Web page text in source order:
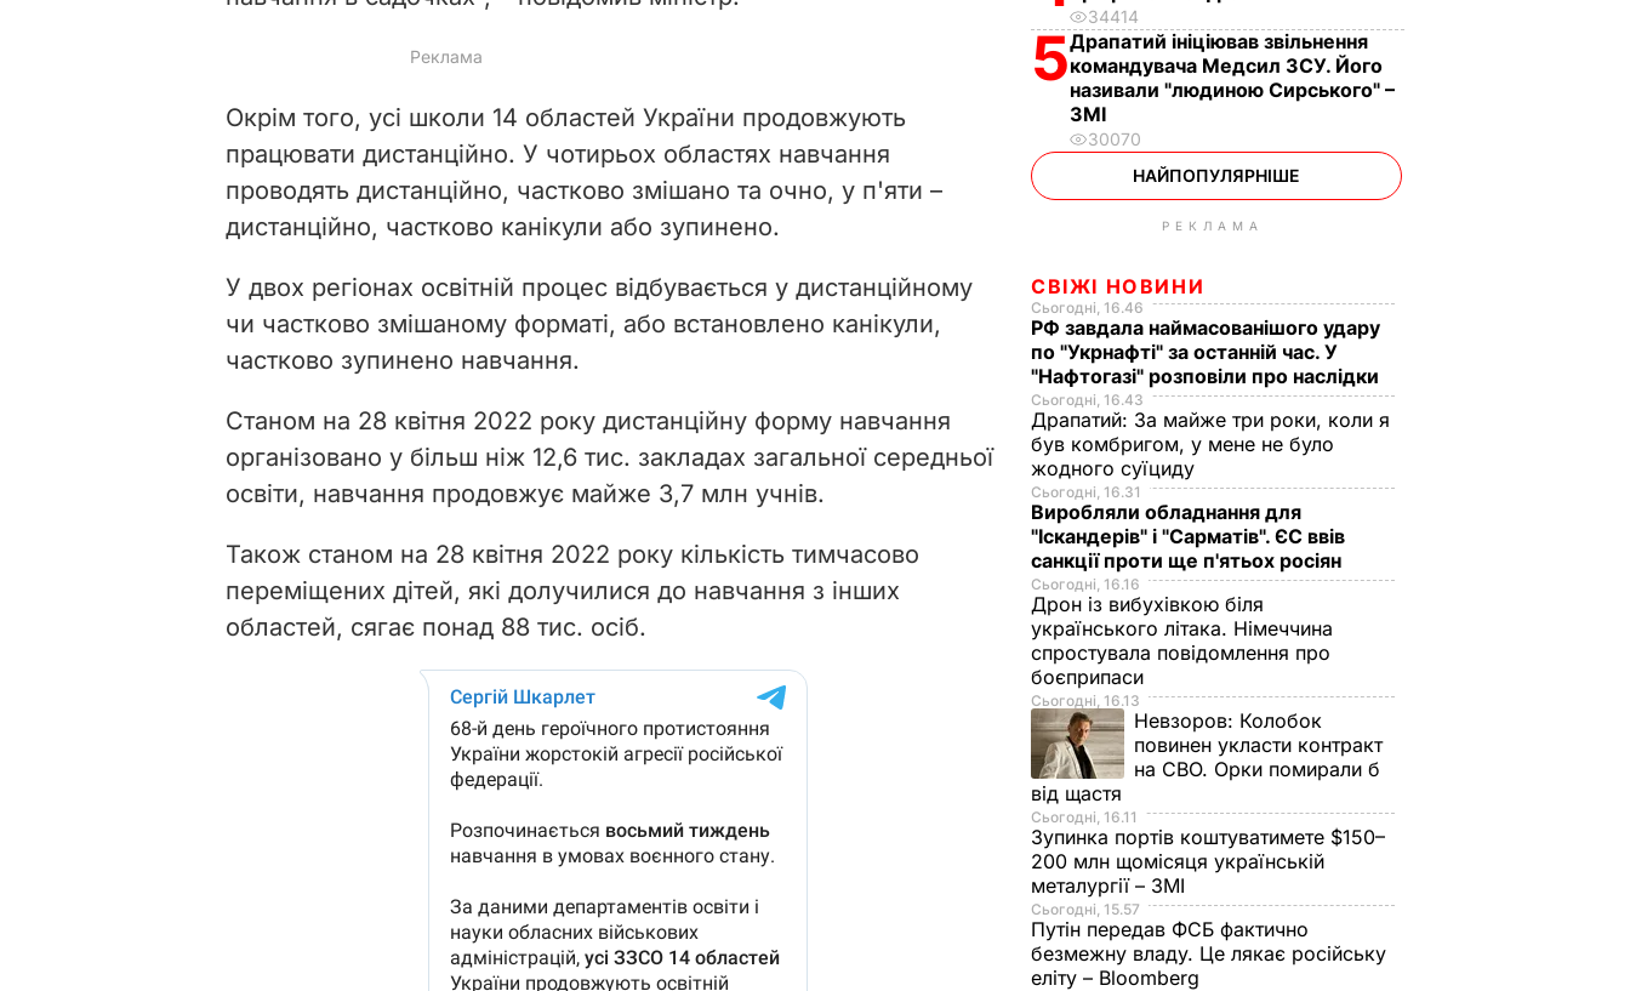
Окрім того, усі школи 14 областей України продовжують
працювати дистанційно. У чотирьох областях навчання
проводять дистанційно, частково змішано та очно, у п'яти –
дистанційно, частково канікули або зупинено.
У двох регіонах освітній процес відбувається у дистанційному
чи частково змішаному форматі, або встановлено канікули,
частково зупинено навчання.
Станом на 28 квітня 2022 року дистанційну форму навчання
організовано у більш ніж 12,6 тис. закладах загальної середньої
освіти, навчання продовжує майже 3,7 млн учнів.
Також станом на 28 квітня 2022 року кількість тимчасово
переміщених дітей, які долучилися до навчання з інших
областей, сягає понад 88 тис. осіб.
34414
5Драпатий ініціював звільнення
командувача Медсил ЗСУ. Його
називали "людиною Сирського" –
ЗМІ
30070
НАЙПОПУЛЯРНІШЕ
РЕКЛАМА
СВІЖІ НОВИНИ
Сьогодні, 16.46
РФ завдала наймасованішого удару
по "Укрнафті" за останній час. У
"Нафтогазі" розповіли про наслідки
Сьогодні, 16.43
Драпатий: За майже три роки, коли я
був комбригом, у мене не було
жодного суїциду
Сьогодні, 16.31
Виробляли обладнання для
"Іскандерів" і "Сарматів". ЄС ввів
санкції проти ще п'ятьох росіян
Сьогодні, 16.16
Дрон із вибухівкою біля
українського літака. Німеччина
спростувала повідомлення про
боєприпаси
Сьогодні, 16.13
Невзоров: Колобок
повинен укласти контракт
на СВО. Орки помирали б
від щастя
Сьогодні, 16.11
Зупинка портів коштуватимете $150–
200 млн щомісяця українській
металургії – ЗМІ
Сьогодні, 15.57
Путін передав ФСБ фактично
безмежну владу. Це лякає російську
еліту – Bloomberg